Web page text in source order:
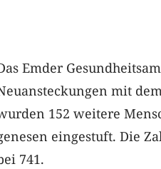
Emder
mit
152 weitere
eingestuft. Die
741.